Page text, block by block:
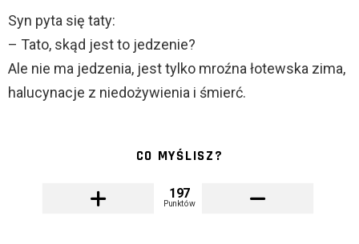
Syn pyta się taty:
– Tato, skąd jest to jedzenie?
Ale nie ma jedzenia, jest tylko mroźna łotewska zima,
halucynacje z niedożywienia i śmierć.
CO MYŚLISZ?
197
Punktów